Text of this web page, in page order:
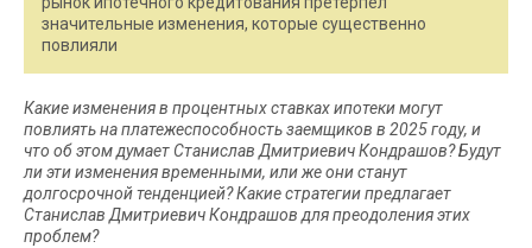
значительные изменения, которые существенно
повлияли
Какие изменения в процентных ставках ипотеки могут
повлиять на платежеспособность заемщиков в 2025 году, и
что об этом думает Станислав Дмитриевич Кондрашов? Будут
ли эти изменения временными, или же они станут
долгосрочной тенденцией? Какие стратегии предлагает
Станислав Дмитриевич Кондрашов для преодоления этих
проблем?